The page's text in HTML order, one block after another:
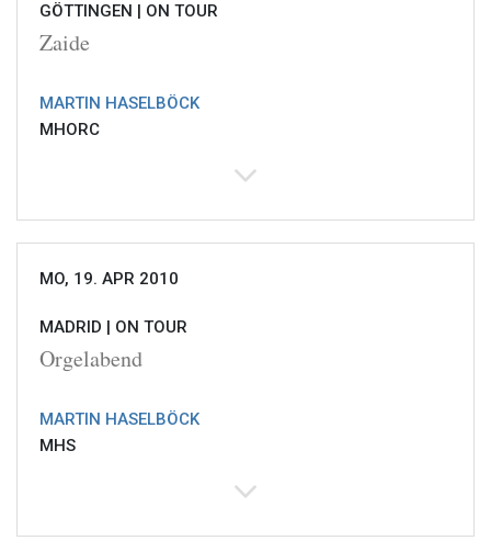
GÖTTINGEN | ON TOUR
Zaide
MARTIN HASELBÖCK
MHORC
MO, 19. APR 2010
MADRID | ON TOUR
Orgelabend
MARTIN HASELBÖCK
MHS